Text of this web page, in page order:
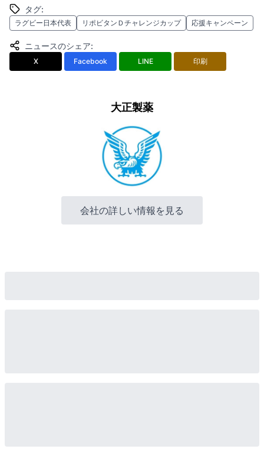
タグ:
ラグビー日本代表 リポビタンＤチャレンジカップ 応援キャンペーン
ニュースのシェア:
X Facebook LINE 印刷
大正製薬
会社の詳しい情報を見る